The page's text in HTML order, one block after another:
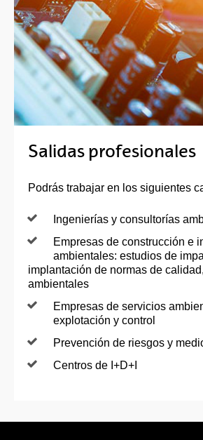
Salidas profesionales
Podrás trabajar en los siguientes
Ingenierías y consultorías
Empresas de construcción e
ambientales: estudios de
implantación de normas de
ambientales
Empresas de servicios
explotación y control
Prevención de riesgos y
Centros de I+D+I